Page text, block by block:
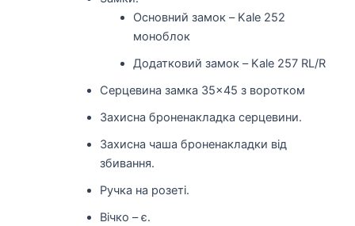
Основний замок – Kale 252
моноблок
Додатковий замок – Kale 257 RL/R
Серцевина замка 35×45 з воротком
Захисна броненакладка серцевини.
Захисна чаша броненакладки від
збивання.
Ручка на розеті.
Вічко – є.